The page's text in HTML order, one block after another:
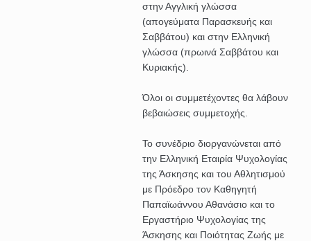
στην Αγγλική γλώσσα
(απογεύματα Παρασκευής και
Σαββάτου) και στην Ελληνική
γλώσσα (πρωινά Σαββάτου και
Κυριακής).
Όλοι οι συμμετέχοντες θα λάβουν
βεβαιώσεις συμμετοχής.
Το συνέδριο διοργανώνεται από
την Ελληνική Εταιρία Ψυχολογίας
της Άσκησης και του Αθλητισμού
με Πρόεδρο τον Καθηγητή
Παπαϊωάννου Αθανάσιο και το
Εργαστήριο Ψυχολογίας της
Άσκησης και Ποιότητας Ζωής με